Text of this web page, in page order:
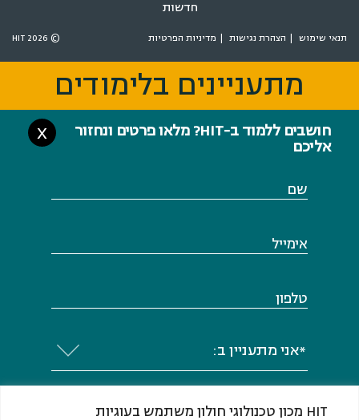
HIT מכון טכנולוגי חולון משתמש בעוגיות
חדשות
תנאי שימוש הצהרת נגישות מדיניות הפרטיות © 2026 HIT
מתעניינים בלימודים
חושבים ללמוד ב-HIT? מלאו פרטים ונחזור
אליכם
X
שם
אימייל
טלפון
*אני מתעניין ב:
מתעניינים בלימודים